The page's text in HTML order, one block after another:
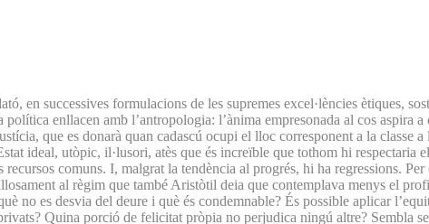
en successives formulacions de les supremes excel·lències ètiques,
enllacen amb l’antropologia: l’ànima empresonada al cos aspira
que es donarà quan cadascú ocupi el lloc corresponent a la classe a
ideal, utòpic, il·lusori, atès que és increïble que tothom hi respectaria
comuns. I, malgrat la tendència al progrés, hi ha regressions.
al règim que també Aristòtil deia que contemplava menys el
no es desvia del deure i què és condemnable? És possible aplicar
Quina porció de felicitat pròpia no perjudica ningú altre? Sembla